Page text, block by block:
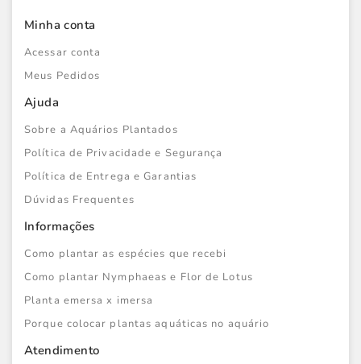
Minha conta
Acessar conta
Meus Pedidos
Ajuda
Sobre a Aquários Plantados
Política de Privacidade e Segurança
Política de Entrega e Garantias
Dúvidas Frequentes
Informações
Como plantar as espécies que recebi
Como plantar Nymphaeas e Flor de Lotus
Planta emersa x imersa
Porque colocar plantas aquáticas no aquário
Atendimento